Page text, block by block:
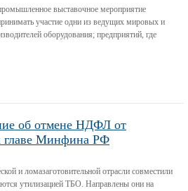
выставочное мероприятие
участие одни из ведущих мировых и
оборудования; предприятий, где
об отмене НДФЛ от
главе Минфина РФ
и ломазаготовительной отрасли совместили
утилизацией ТБО. Направлены они на